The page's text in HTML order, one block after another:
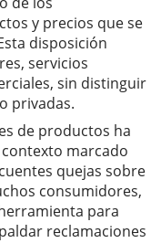
y precios que se
disposición
servicios
sin distinguir
privadas.
de productos ha
marcado
quejas sobre
consumidores,
para
reclamaciones